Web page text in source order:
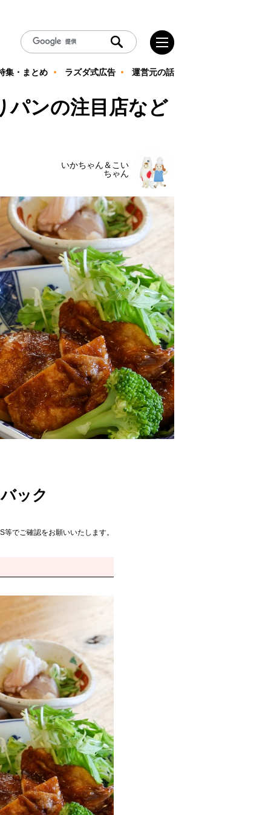
集・まとめ ラズダ式広告 運営元の話
パンの注目店など
いかちゃん＆こい
ちゃん
ック
でご確認をお願いいたします。